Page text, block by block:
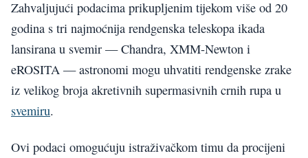
Zahvaljujući podacima prikupljenim tijekom više od 20
godina s tri najmoćnija rendgenska teleskopa ikada
lansirana u svemir — Chandra, XMM-Newton i
eROSITA — astronomi mogu uhvatiti rendgenske zrake
iz velikog broja akretivnih supermasivnih crnih rupa u
svemiru.
Ovi podaci omogućuju istraživačkom timu da procijeni